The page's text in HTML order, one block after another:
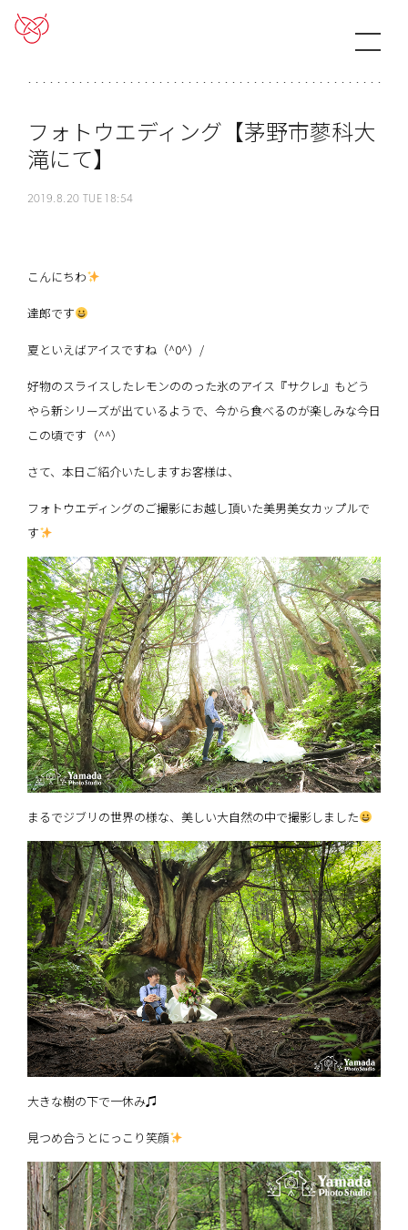
フォトウエディング【茅野市蓼科大
滝にて】
2019.8.20 TUE 18:54
こんにちわ
達郎です
夏といえばアイスですね（^0^）/
好物のスライスしたレモンののった氷のアイス『サクレ』もどう
やら新シリーズが出ているようで、今から食べるのが楽しみな今日
この頃です（^^）
さて、本日ご紹介いたしますお客様は、
フォトウエディングのご撮影にお越し頂いた美男美女カップルで
す
まるでジブリの世界の様な、美しい大自然の中で撮影しました
大きな樹の下で一休み♫
見つめ合うとにっこり笑顔